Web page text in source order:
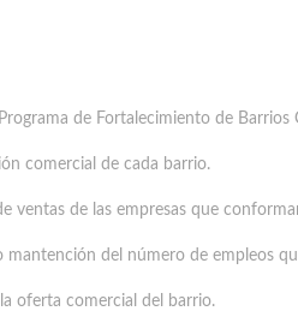
de Fortalecimiento de Barrios
comercial de cada barrio.
ventas de las empresas que
mantención del número de empleos
oferta comercial del barrio.